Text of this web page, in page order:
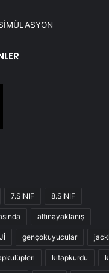
7.SINIF 8.SINIF
altınayaklanış
gençokuyucular
kitapkurdu